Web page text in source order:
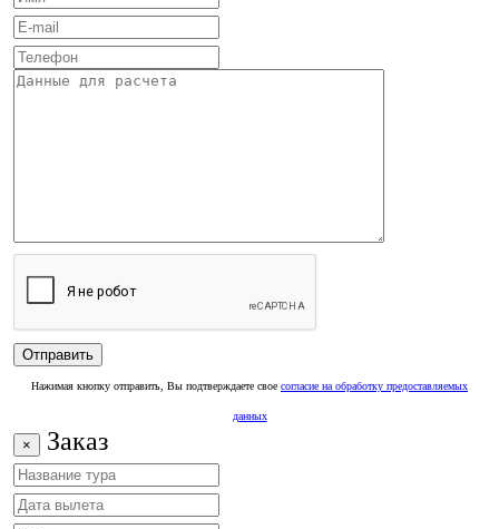
Нажимая кнопку отправить, Вы подтверждаете свое согласие на обработку предоставляемых
данных
× Заказ